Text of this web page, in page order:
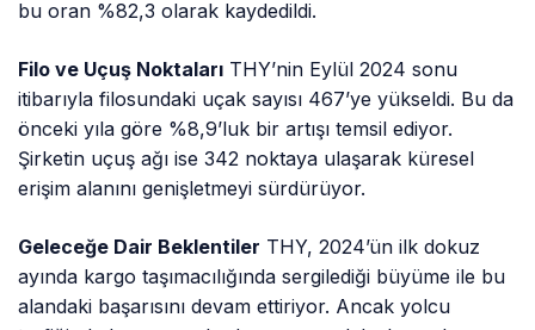
bu oran %82,3 olarak kaydedildi.
Filo ve Uçuş Noktaları THY’nin Eylül 2024 sonu
itibarıyla filosundaki uçak sayısı 467’ye yükseldi. Bu da
önceki yıla göre %8,9’luk bir artışı temsil ediyor.
Şirketin uçuş ağı ise 342 noktaya ulaşarak küresel
erişim alanını genişletmeyi sürdürüyor.
Geleceğe Dair Beklentiler THY, 2024’ün ilk dokuz
ayında kargo taşımacılığında sergilediği büyüme ile bu
alandaki başarısını devam ettiriyor. Ancak yolcu